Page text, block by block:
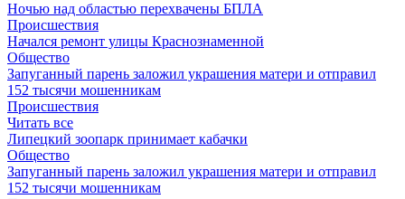
Ночью над областью перехвачены БПЛА
Происшествия
Начался ремонт улицы Краснознаменной
Общество
Запуганный парень заложил украшения матери и отправил
152 тысячи мошенникам
Происшествия
Читать все
Липецкий зоопарк принимает кабачки
Общество
Запуганный парень заложил украшения матери и отправил
152 тысячи мошенникам